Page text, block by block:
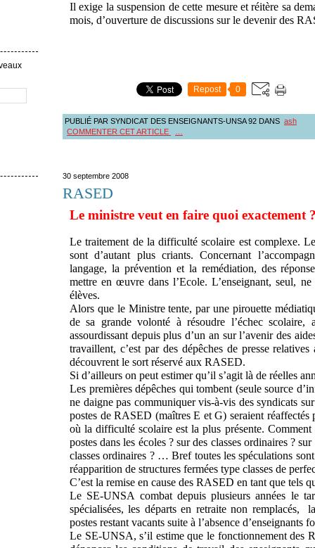
Il exige la suspension de cette mesure et réitère sa
mois, d’ouverture de discussions sur le devenir des
Repost 0
PUBLIÉ PAR SYNDICAT DES ENSEIGNANTS-UNSA 92 DANS ash
COMMENTER CET ARTICLE
30 septembre 2008
RASED
Le ministre veut en faire quoi exactement
Le traitement de la difficulté scolaire est complexe.
sont d’autant plus criants. Concernant
langage, la prévention et la remédiation, des
mettre en œuvre dans l’Ecole. L’enseignant, seul,
élèves.
Alors que le Ministre tente, par une pirouette
de sa grande volonté à résoudre l’échec scolaire,
assourdissant depuis plus d’un an sur l’avenir des
travaillent, c’est par des dépêches de presse
découvrent le sort réservé aux RASED.
Si d’ailleurs on peut estimer qu’il s’agit là de réelles
Les premières dépêches qui tombent (seule source
ne daigne pas communiquer vis-à-vis des syndicats
postes de RASED (maîtres E et G) seraient réaffectés
où la difficulté scolaire est la plus présente.
postes dans les écoles ? sur des classes ordinaires ?
classes ordinaires ? … Bref toutes les spéculations
réapparition de structures fermées type classes de
C’est la remise en cause des RASED en tant que tels
Le SE-UNSA combat depuis plusieurs années le
spécialisées, les départs en retraite non remplacés,
postes restant vacants suite à l’absence
Le SE-UNSA, s’il estime que le fonctionnement des